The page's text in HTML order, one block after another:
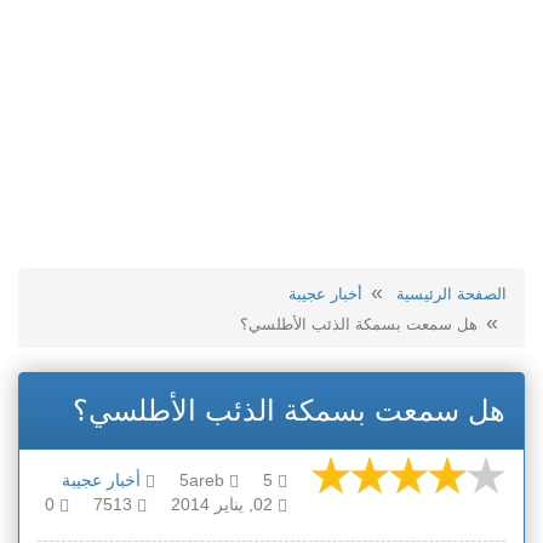
الصفحة الرئيسية
أخبار عجيبة
هل سمعت بسمكة الذئب الأطلسي؟
هل سمعت بسمكة الذئب الأطلسي؟
5
أخبار عجيبة